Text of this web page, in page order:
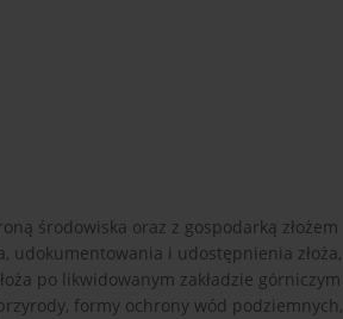
środowiska oraz z gospodarką złożem
udokumentowania i udostępnienia złoża,
po likwidowanym zakładzie górniczym
formy ochrony wód podziemnych,